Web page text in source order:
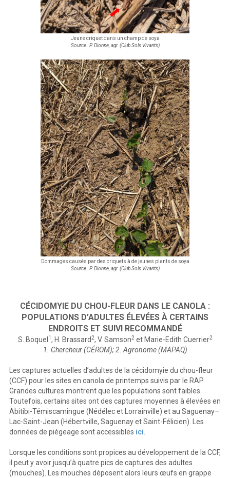
Jeune criquet dans un champ de soya
Source : P. Dionne, agr. (Club Sols Vivants)
Dommages causés par des criquets à de jeunes plants de soya
Source : P. Dionne, agr. (Club Sols Vivants)
CÉCIDOMYIE DU CHOU-FLEUR DANS LE CANOLA :
POPULATIONS D’ADULTES ÉLEVÉES À CERTAINS
ENDROITS ET SUIVI RECOMMANDÉ
S. Boquel 1 , H. Brassard2, V. Samson2et Marie-Edith Cuerrier2
1. Chercheur (CÉROM); 2. Agronome (MAPAQ)
Les captures actuelles d’adultes de la cécidomyie du chou-fleur
(CCF) pour les sites en canola de printemps suivis par le RAP
Grandes cultures montrent que les populations sont faibles.
Toutefois, certains sites ont des captures moyennes à élevées en
Abitibi-Témiscamingue (Nédélec et Lorrainville) et au Saguenay–
Lac-Saint-Jean (Hébertville, Saguenay et Saint-Félicien). Les
données de piégeage sont accessibles ici.
Lorsque les conditions sont propices au développement de la CCF,
il peut y avoir jusqu’à quatre pics de captures des adultes
(mouches). Les mouches déposent alors leurs œufs en grappe